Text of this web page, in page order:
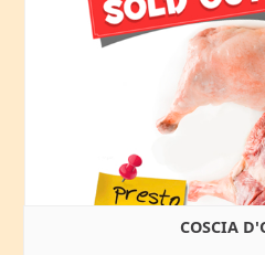
COSCIA